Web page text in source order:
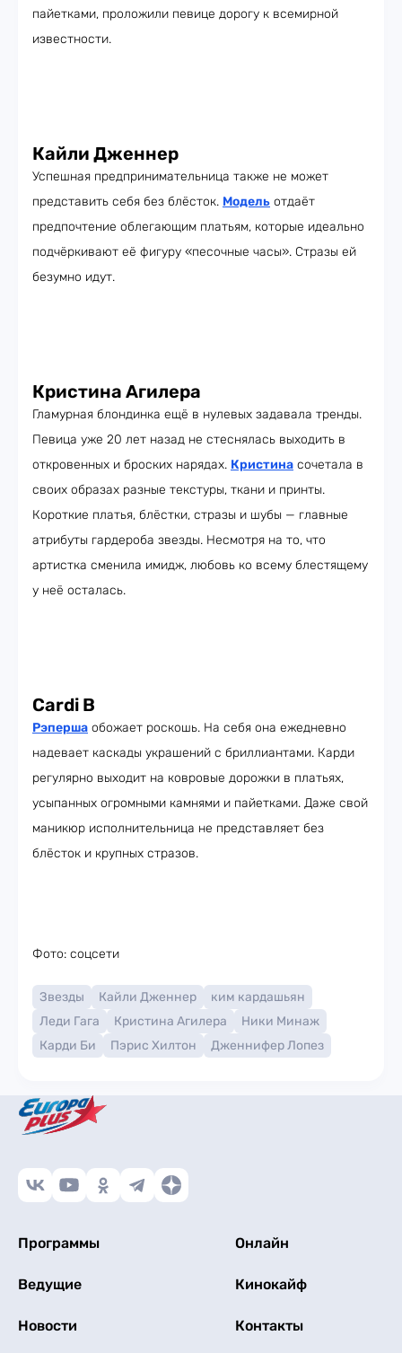
пайетками, проложили певице дорогу к всемирной
известности.
Кайли Дженнер
Успешная предпринимательница также не может
представить себя без блёсток. Модель отдаёт
предпочтение облегающим платьям, которые идеально
подчёркивают её фигуру «песочные часы». Стразы ей
безумно идут.
Кристина Агилера
Гламурная блондинка ещё в нулевых задавала тренды.
Певица уже 20 лет назад не стеснялась выходить в
откровенных и броских нарядах. Кристина сочетала в
своих образах разные текстуры, ткани и принты.
Короткие платья, блёстки, стразы и шубы — главные
атрибуты гардероба звезды. Несмотря на то, что
артистка сменила имидж, любовь ко всему блестящему
у неё осталась.
Cardi B
Рэперша обожает роскошь. На себя она ежедневно
надевает каскады украшений с бриллиантами. Карди
регулярно выходит на ковровые дорожки в платьях,
усыпанных огромными камнями и пайетками. Даже свой
маникюр исполнительница не представляет без
блёсток и крупных стразов.
Фото: соцсети
Звезды Кайли Дженнер
ким кардашьян
Леди Гага
Кристина Агилера
Ники Минаж
Карди Би
Пэрис Хилтон Дженнифер Лопез
Программы Онлайн
Ведущие Кинокайф
Новости Контакты